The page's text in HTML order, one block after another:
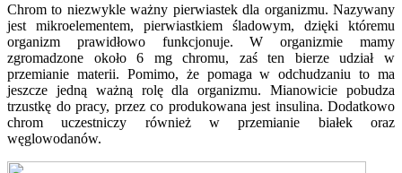
Chrom to niezwykle ważny pierwiastek dla organizmu. Nazywany
jest mikroelementem, pierwiastkiem śladowym, dzięki któremu
organizm prawidłowo funkcjonuje. W organizmie mamy
zgromadzone około 6 mg chromu, zaś ten bierze udział w
przemianie materii. Pomimo, że pomaga w odchudzaniu to ma
jeszcze jedną ważną rolę dla organizmu. Mianowicie pobudza
trzustkę do pracy, przez co produkowana jest insulina. Dodatkowo
chrom uczestniczy również w przemianie białek oraz
węglowodanów.